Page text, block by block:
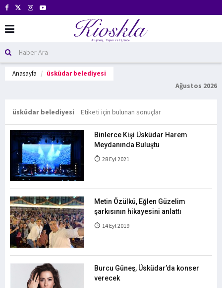
Anasayfa üsküdar belediyesi
Ağustos 2026
üsküdar belediyesi Etiketi için bulunan sonuçlar
Binlerce Kişi Üsküdar Harem
Meydanında Buluştu
28 Eyl 2021
Metin Özülkü, Eğlen Güzelim
şarkısının hikayesini anlattı
14 Eyl 2019
Burcu Güneş, Üsküdar’da konser
verecek